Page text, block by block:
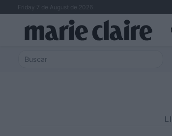
Friday 7 de August de 2026